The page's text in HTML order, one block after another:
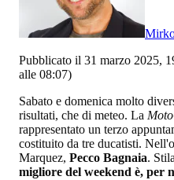
Pubblicato il 31 marzo 2025,
alle 08:07)
Sabato e domenica molto
risultati, che di meteo. La
rappresentato un terzo
costituito da tre ducatisti.
Marquez, Pecco Bagnaia.
migliore del weekend è, per